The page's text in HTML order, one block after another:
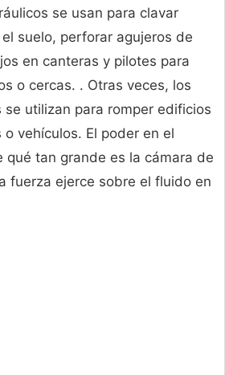
se usan para clavar
suelo, perforar agujeros de
en canteras y pilotes para
o cercas. . Otras veces, los
utilizan para romper edificios
vehículos. El poder en el
qué tan grande es la cámara de
fuerza ejerce sobre el fluido en